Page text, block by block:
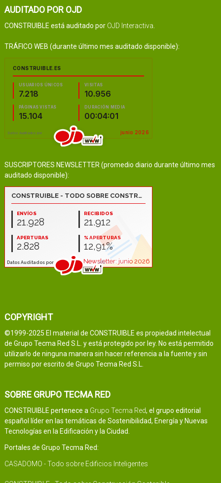
AUDITADO POR OJD
CONSTRUIBLE está auditado por OJD Interactiva
TRÁFICO WEB (durante último mes auditado disponible):
SUSCRIPTORES NEWSLETTER (promedio diario durante último mes
auditado disponible):
COPYRIGHT
©1999-2025 El material de CONSTRUIBLE es propiedad intelectual
de Grupo Tecma Red S.L. y está protegido por ley. No está permitido
utilizarlo de ninguna manera sin hacer referencia a la fuente y sin
permiso por escrito de Grupo Tecma Red S.L.
SOBRE GRUPO TECMA RED
CONSTRUIBLE pertenece a Grupo Tecma Red, el grupo editorial
español líder en las temáticas de Sostenibilidad, Energía y Nuevas
Tecnologías en la Edificación y la Ciudad.
Portales de Grupo Tecma Red:
CASADOMO - Todo sobre Edificios Inteligentes